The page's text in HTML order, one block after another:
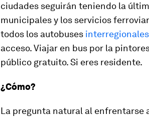
ciudades seguirán teniendo la
municipales y los servicios
todos los autobuses interregionales
acceso. Viajar en bus por la
público gratuito. Si eres residente.
¿Cómo?
La pregunta natural al enfrentarse